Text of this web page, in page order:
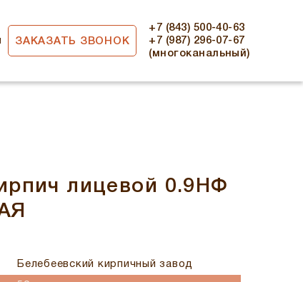
ЗАКАЗАТЬ ЗВОНОК
+7 (843) 500-40-63
+7 (987) 296-07-67
(многоканальный)
лицевой 0.9НФ
Белебеевский кирпичный завод